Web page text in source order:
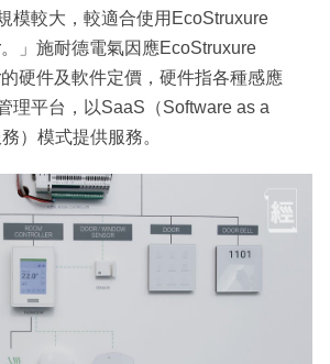
模較大，較適合使用EcoStruxure
」施耐德電氣因應EcoStruxure
硬件及軟件定價，硬件指各種感應
理平台，以SaaS（Software as a
）模式提供服務。